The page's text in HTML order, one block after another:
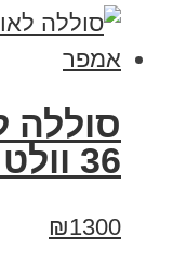
סוללה
36 וולט 10 אמפר
₪1300